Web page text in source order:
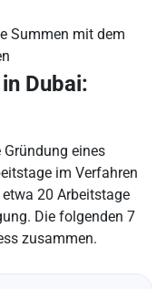
Summen mit dem
Dubai:
eines
im Verfahren
20 Arbeitstage
Die folgenden 7
zusammen.